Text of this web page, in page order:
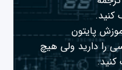
کنید.
پایتون
را دارید ولی هیچ
کنید.